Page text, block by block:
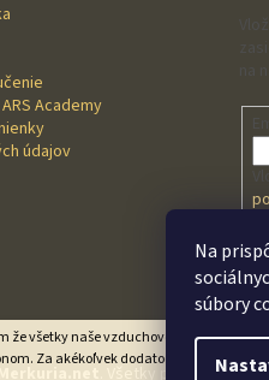
Na
súbory
všetky naše vzduchové zbrane sú
Za akékoľvek dodatočné úpravy
Academy
údajov
. Všetky práva